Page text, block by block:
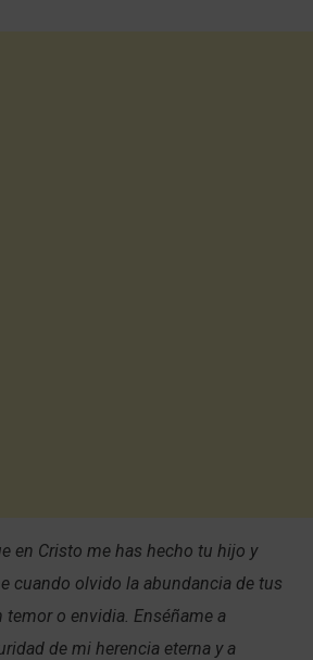
en Cristo me has hecho tu hijo y
cuando olvido la abundancia de tus
o envidia. Enséñame a
de mi herencia eterna y a